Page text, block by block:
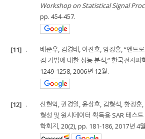
Workshop on Statistical Signal
pp. 454-457.
[11] .
배준우, 김경태, 이진호, 임정흠, “엔트
점 기법에 대한 성능 분석,” 한국전자
1249-1258, 2006년 12월.
[12] .
신현익, 권경일, 윤상호, 김형석, 황정훈
형성 및 원시데이터 획득용 SAR 테스
학회지, 20(2), pp. 181-186, 2017년 4